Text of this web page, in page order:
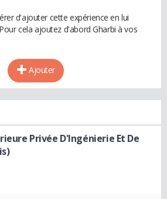
d'ajouter cette expérience en lui
cela ajoutez d'abord Gharbi à vos
Ajouter
Privée D'Ingénierie Et De